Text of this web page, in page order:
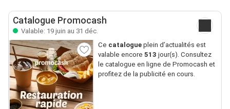
Catalogue Promocash
Valable: 19 juin au 31 déc.
Ce catalogueplein d’actualités est
valable encore 513 jour(s). Consultez
le catalogue en ligne de Promocash et
profitez de la publicité en cours.